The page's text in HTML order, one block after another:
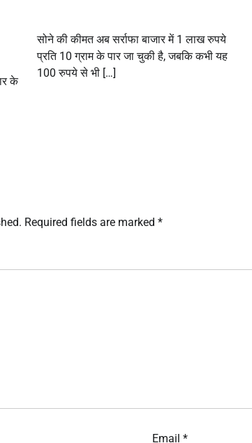
के
सोने की कीमत अब सर्राफा बाजार में 1 लाख रुपये
प्रति 10 ग्राम के पार जा चुकी है, जबकि कभी यह
100 रुपये से भी […]
Required fields are marked *
Email *